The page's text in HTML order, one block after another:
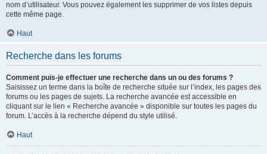
nom d’utilisateur. Vous pouvez également les supprimer de vos listes depuis
cette même page.
Haut
Recherche dans les forums
Comment puis-je effectuer une recherche dans un ou des forums ?
Saisissez un terme dans la boîte de recherche située sur l’index, les pages des
forums ou les pages de sujets. La recherche avancée est accessible en
cliquant sur le lien « Recherche avancée » disponible sur toutes les pages du
forum. L’accès à la recherche dépend du style utilisé.
Haut